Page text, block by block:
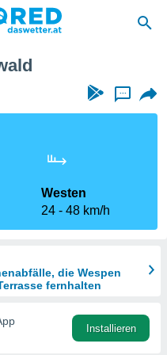
...
Westen
24
48 km/h
die Wespen
fernhalten
Installieren